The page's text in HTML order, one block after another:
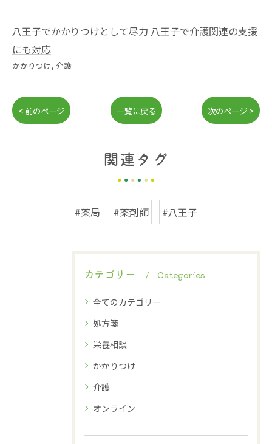
八王子でかかりつけとして尽力 八王子で介護関連の支援
にも対応
かかりつけ 介護
< 前のページ 一覧に戻る 次のページ >
関連タグ
#薬局 #薬剤師 #八王子
カテゴリー Categories
全てのカテゴリー
処方箋
栄養相談
かかりつけ
介護
オンライン